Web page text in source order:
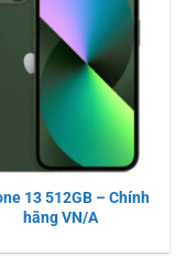
13 512GB – Chính
hãng VN/A